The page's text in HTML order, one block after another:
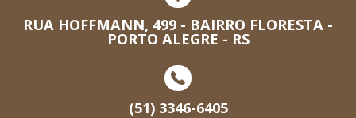
RUA HOFFMANN, 499 - BAIRRO FLORESTA -
PORTO ALEGRE - RS
(51) 3346-6405